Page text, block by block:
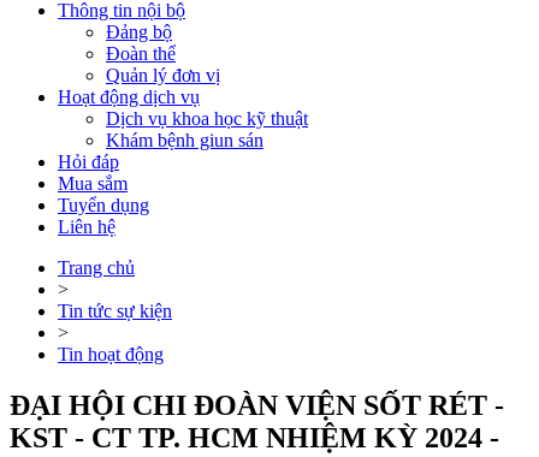
Thông tin nội bộ
Đảng bộ
Đoàn thể
Quản lý đơn vị
Hoạt động dịch vụ
Dịch vụ khoa học kỹ thuật
Khám bệnh giun sán
Hỏi đáp
Mua sắm
Tuyển dụng
Liên hệ
Trang chủ
>
Tin tức sự kiện
>
Tin hoạt động
ĐẠI HỘI CHI ĐOÀN VIỆN SỐT RÉT -
KST - CT TP. HCM NHIỆM KỲ 2024 -